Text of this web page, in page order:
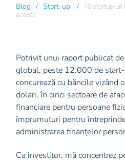
Blog / Start-up /
10 startup-uri
acesta
Potrivit unui raport publicat
global, peste 12.000 de
concurează cu băncile vizând
dolari, în cinci sectoare de
financiare pentru persoane
împrumuturi pentru
administrarea finanțelor
Ca investitor, mă concentrez